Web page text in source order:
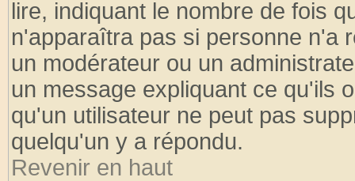
lire, indiquant le nombre de fois
n'apparaîtra pas si personne n'a
un modérateur ou un
un message expliquant ce qu'ils
qu'un utilisateur ne peut pas
quelqu'un y a répondu.
Revenir en haut